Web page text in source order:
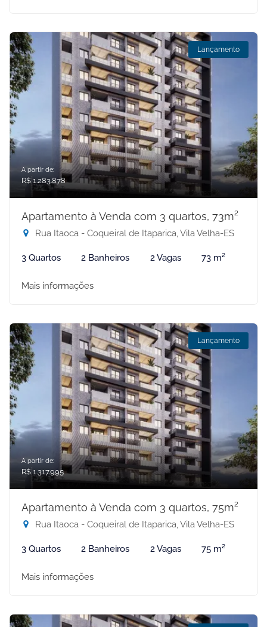
Lançamento
A partir de:
R$ 1.283.878
Apartamento à Venda com 3 quartos, 73m²
Rua Itaoca - Coqueiral de Itaparica, Vila Velha-ES
3 Quartos 2 Banheiros 2 Vagas 73 m²
Mais informações
Lançamento
A partir de:
R$ 1.317.995
Apartamento à Venda com 3 quartos, 75m²
Rua Itaoca - Coqueiral de Itaparica, Vila Velha-ES
3 Quartos 2 Banheiros 2 Vagas 75 m²
Mais informações